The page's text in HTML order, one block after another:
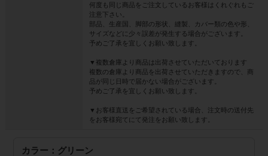
何度も同じ商品をご注文しているお客様はくれぐれもご
注意下さい。
部品、生産国、脚部の形状、縫製、カバー類の色や形、
サイズなどに少々誤差が発生する場合がございます。
予めご了承を宜しくお願い致します。
▼複数倉庫より商品は出荷させていただいております
複数の倉庫より商品を出荷させていただきますので、商
品が同じ日時で届かない場合がございます。
予めご了承を宜しくお願い致します。
▼お客様直送をご希望されている場合、注文時の送付先
をお客様宛てにて発注をお願い致します。
カラー：グリーン